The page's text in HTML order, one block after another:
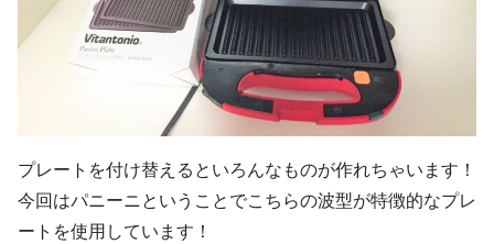
プレートを付け替えるといろんなものが作れちゃいます！
今回はパニーニということでこちらの波型が特徴的なプレ
ートを使用しています！